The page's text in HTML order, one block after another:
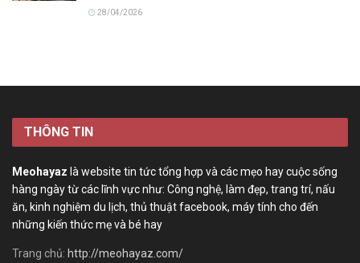
28/04/2026
THÔNG TIN
Meohayaz là website tin tức tổng hợp và các mẹo hay cuộc sống
hàng ngày từ các lĩnh vực như: Công nghệ, làm đẹp, trang trí, nấu
ăn, kinh nghiệm du lịch, thủ thuật facebook, máy tính cho đến
những kiến thức mẹ và bé hay
Trang chủ: http://meohayaz.com/